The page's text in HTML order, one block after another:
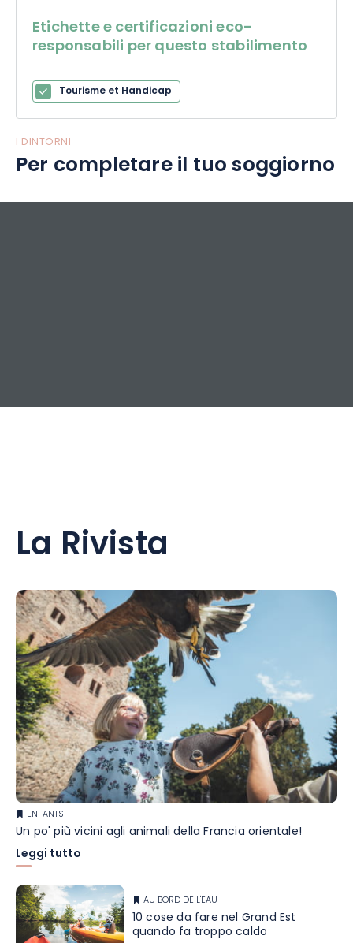
Etichette e certificazioni eco-
responsabili per questo stabilimento
Tourisme et Handicap
I DINTORNI
Per completare il tuo soggiorno
La Rivista
ENFANTS
Un po' più vicini agli animali della Francia orientale!
Leggi tutto
AU BORD DE L'EAU
10 cose da fare nel Grand Est
quando fa troppo caldo